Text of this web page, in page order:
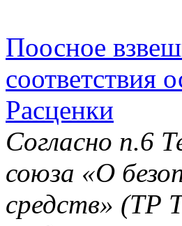
Поосное
соответствия
Расценки
Согласно п.6
союза «О
средств» (ТР